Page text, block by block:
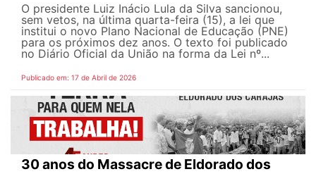
O presidente Luiz Inácio Lula da Silva sancionou,
sem vetos, na última quarta-feira (15), a lei que
institui o novo Plano Nacional de Educação (PNE)
para os próximos dez anos. O texto foi publicado
no Diário Oficial da União na forma da Lei nº...
Publicado em: 17 de Abril de 2026
30 anos do Massacre de Eldorado dos